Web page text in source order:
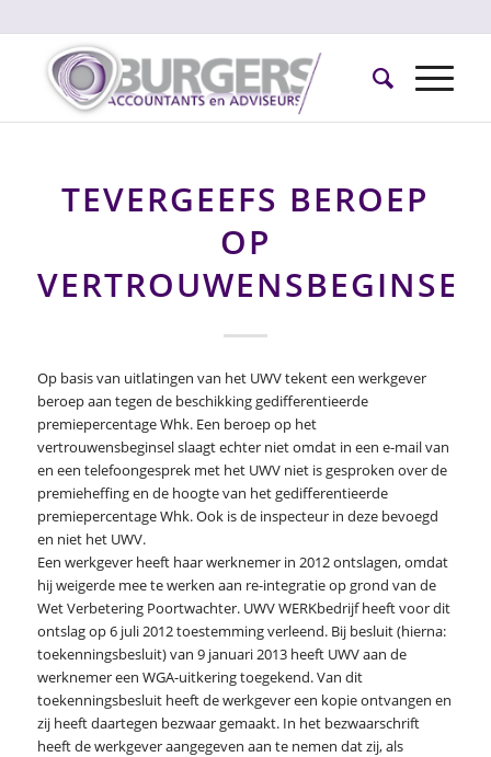
TEVERGEEFS BEROEP
OP
VERTROUWENSBEGINSEL
Op basis van uitlatingen van het UWV tekent een werkgever
beroep aan tegen de beschikking gedifferentieerde
premiepercentage Whk. Een beroep op het
vertrouwensbeginsel slaagt echter niet omdat in een e-mail van
en een telefoongesprek met het UWV niet is gesproken over de
premieheffing en de hoogte van het gedifferentieerde
premiepercentage Whk. Ook is de inspecteur in deze bevoegd
en niet het UWV.
Een werkgever heeft haar werknemer in 2012 ontslagen, omdat
hij weigerde mee te werken aan re-integratie op grond van de
Wet Verbetering Poortwachter. UWV WERKbedrijf heeft voor dit
ontslag op 6 juli 2012 toestemming verleend. Bij besluit (hierna:
toekenningsbesluit) van 9 januari 2013 heeft UWV aan de
werknemer een WGA-uitkering toegekend. Van dit
toekenningsbesluit heeft de werkgever een kopie ontvangen en
zij heeft daartegen bezwaar gemaakt. In het bezwaarschrift
heeft de werkgever aangegeven aan te nemen dat zij, als